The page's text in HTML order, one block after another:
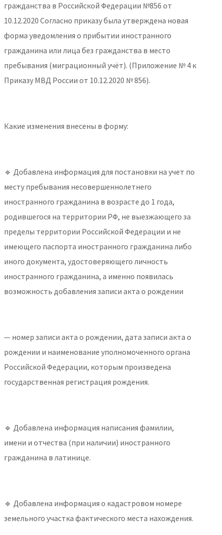
гражданства в Российской Федерации №856 от
10.12.2020 Согласно приказу была утверждена новая
форма уведомления о прибытии иностранного
гражданина или лица без гражданства в место
пребывания (миграционный учёт). (Приложение № 4 к
Приказу МВД России от 10.12.2020 № 856).
Какие изменения внесены в форму:
🔹 Добавлена информация для постановки на учет по
месту пребывания несовершеннолетнего
иностранного гражданина в возрасте до 1 года,
родившегося на территории РФ, не выезжающего за
пределы территории Российской Федерации и не
имеющего паспорта иностранного гражданина либо
иного документа, удостоверяющего личность
иностранного гражданина, а именно появилась
возможность добавления записи акта о рождении
— номер записи акта о рождении, дата записи акта о
рождении и наименование уполномоченного органа
Российской Федерации, которым произведена
государственная регистрация рождения.
🔹 Добавлена информация написания фамилии,
имени и отчества (при наличии) иностранного
гражданина в латинице.
🔹 Добавлена информация о кадастровом номере
земельного участка фактического места нахождения.